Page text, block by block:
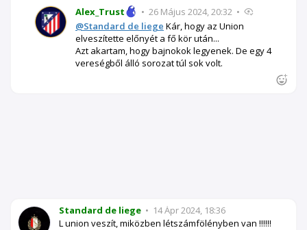
Alex_Trust • 26 Május 2024, 20:32 •
@Standard de liege Kár, hogy az Union
elveszítette előnyét a fő kör után...
Azt akartam, hogy bajnokok legyenek. De egy 4
vereségből álló sorozat túl sok volt.
Standard de liege • 14 Ápr 2024, 18:36
L union veszít, miközben létszámfölényben van !!!!!!